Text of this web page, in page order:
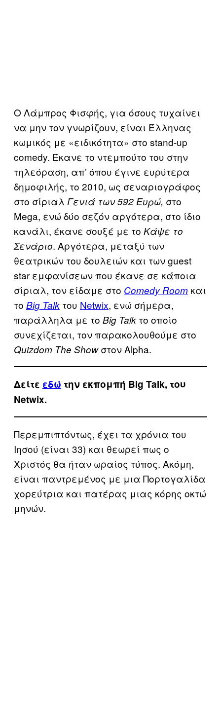
Ο Λάμπρος Φισφής, για όσους τυχαίνει
να μην τον γνωρίζουν, είναι Έλληνας
κωμικός με «ειδικότητα» στο stand-up
comedy. Έκανε το ντεμπούτο του στην
τηλεόραση, απ’ όπου έγινε ευρύτερα
δημοφιλής, το 2010, ως σεναριογράφος
στο σίριαλ Γενιά των 592 Ευρώ, στο
Mega, ενώ δύο σεζόν αργότερα, στο ίδιο
κανάλι, έκανε σουξέ με το Κάψε το
Σενάριο. Αργότερα, μεταξύ των
θεατρικών του δουλειών και των guest
star εμφανίσεων που έκανε σε κάποια
σίριαλ, τον είδαμε στο Comedy Roοm και
το Big Talk του Netwix, ενώ σήμερα,
παράλληλα με το Big Talk το οποίο
συνεχίζεται, τον παρακολουθούμε στο
Quizdom The Showστον Alpha.
Δείτε εδώ την εκπομπή Big Talk, του
Νetwix.
Περεμπιπτόντως, έχει τα χρόνια του
Ιησού (είναι 33) και θεωρεί πως ο
Χριστός θα ήταν ωραίος τύπος. Ακόμη,
είναι παντρεμένος με μια Πορτογαλίδα
χορεύτρια και πατέρας μιας κόρης οκτώ
μηνών.